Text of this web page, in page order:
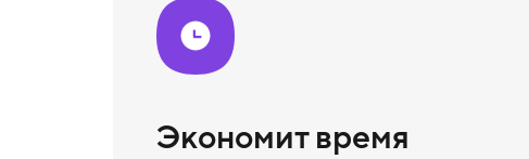
Экономит время